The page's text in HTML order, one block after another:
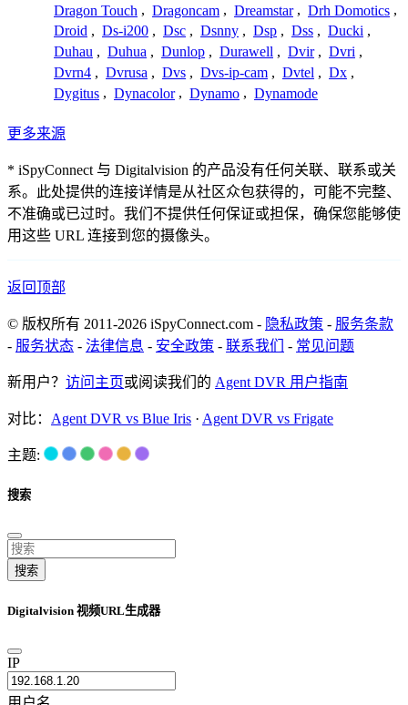
Dragon Touch , Dragoncam , Dreamstar , Drh Domotics ,
Droid , Ds-i200 , Dsc , Dsnny , Dsp , Dss , Ducki ,
Duhau , Duhua , Dunlop , Durawell , Dvir , Dvri ,
Dvrn4 , Dvrusa , Dvs , Dvs-ip-cam , Dvtel , Dx ,
Dygitus , Dynacolor , Dynamo , Dynamode
更多来源
* iSpyConnect 与 Digitalvision 的产品没有任何关联、联系或关
系。此处提供的连接详情是从社区众包获得的，可能不完整、
不准确或已过时。我们不提供任何保证或担保，确保您能够使
用这些 URL 连接到您的摄像头。
返回顶部
© 版权所有 2011-2026 iSpyConnect.com - 隐私政策 - 服务条款
- 服务状态 - 法律信息 - 安全政策 - 联系我们 - 常见问题
新用户？ 访问主页或阅读我们的 Agent DVR 用户指南
对比： Agent DVR vs Blue Iris · Agent DVR vs Frigate
主题:
搜索
搜索
Digitalvision 视频URL生成器
IP